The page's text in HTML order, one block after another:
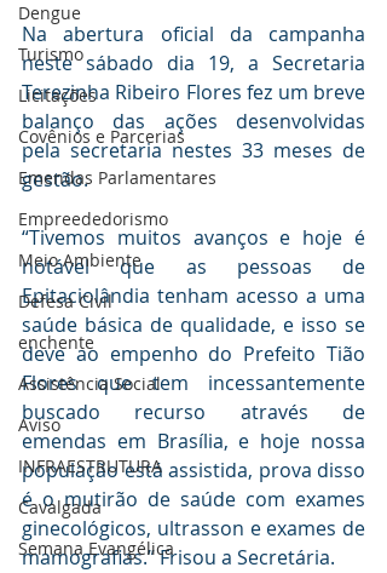
Dengue
Turismo
Licitações
Covênios e Parcerias
Emendas Parlamentares
Empreededorismo
Meio Ambiente
Defesa Civil
enchente
Assistência Social
Aviso
INFRAESTRUTURA
Cavalgada
Semana Evangélica
Na abertura oficial da campanha
neste sábado dia 19, a Secretaria
Terezinha Ribeiro Flores fez um breve
balanço das ações desenvolvidas
pela secretaria nestes 33 meses de
gestão.
“Tivemos muitos avanços e hoje é
notável que as pessoas de
Epitaciolândia tenham acesso a uma
saúde básica de qualidade, e isso se
deve ao empenho do Prefeito Tião
Flores que tem incessantemente
buscado recurso através de
emendas em Brasília, e hoje nossa
população está assistida, prova disso
é o mutirão de saúde com exames
ginecológicos, ultrasson e exames de
mamografias.” Frisou a Secretária.